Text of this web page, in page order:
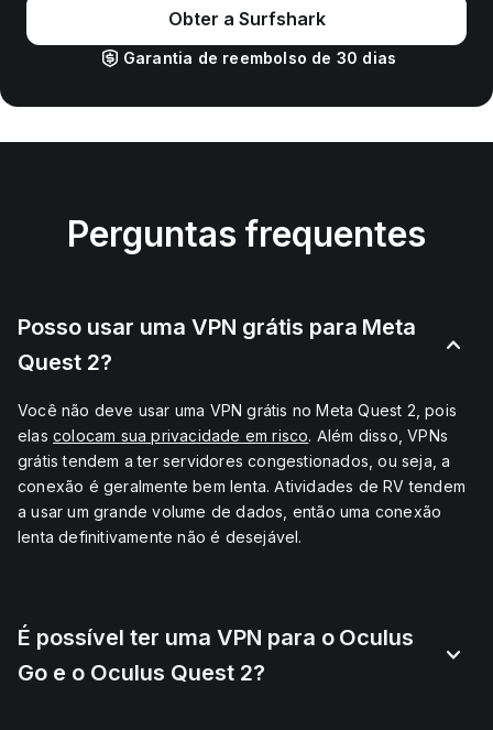
Obter a Surfshark
Garantia de reembolso de 30 dias
Perguntas frequentes
Posso usar uma VPN grátis para Meta
Quest 2?
Você não deve usar uma VPN grátis no Meta Quest 2, pois
elas colocam sua privacidade em risco. Além disso, VPNs
grátis tendem a ter servidores congestionados, ou seja, a
conexão é geralmente bem lenta. Atividades de RV tendem
a usar um grande volume de dados, então uma conexão
lenta definitivamente não é desejável.
É possível ter uma VPN para o Oculus
Go e o Oculus Quest 2?